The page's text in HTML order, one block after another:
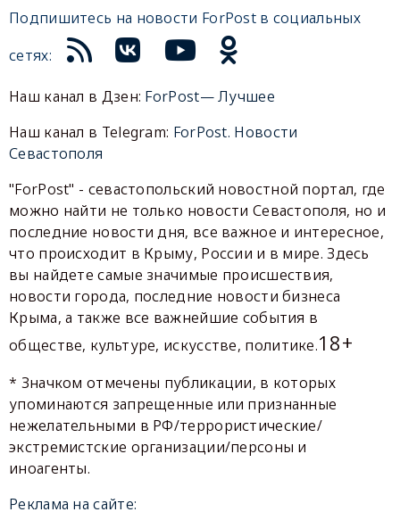
Подпишитесь на новости ForPost в социальных
сетях:
Наш канал в Дзен: ForPost— Лучшее
Наш канал в Telegram: ForPost. Новости
Севастополя
"ForPost" - севастопольский новостной портал, где
можно найти не только новости Севастополя, но и
последние новости дня, все важное и интересное,
что происходит в Крыму, России и в мире. Здесь
вы найдете самые значимые происшествия,
новости города, последние новости бизнеса
Крыма, а также все важнейшие события в
обществе, культуре, искусстве, политике.18+
* Значком отмечены публикации, в которых
упоминаются запрещенные или признанные
нежелательными в РФ/террористические/
экстремистские организации/персоны и
иноагенты.
Реклама на сайте: